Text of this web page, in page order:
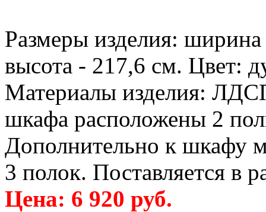
Размеры изделия:
высота - 217,6 см. Цвет:
Материалы изделия:
шкафа расположены 2
Дополнительно к шкафу
3 полок. Поставляется в
Цена: 6 920 руб.